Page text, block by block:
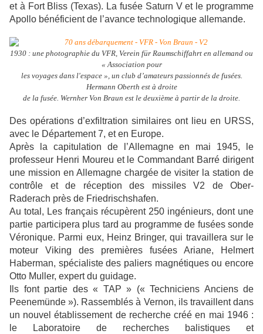
et à Fort Bliss (Texas). La fusée Saturn V et le programme
Apollo bénéficient de l’avance technologique allemande.
1930 : une photographie du VFR, Verein für Raumschiffahrt en allemand ou
« Association pour
les voyages dans l'espace », un club d’amateurs passionnés de fusées.
Hermann Oberth est à droite
de la fusée. Wernher Von Braun est le deuxième à partir de la droite.
Des opérations d’exfiltration similaires ont lieu en URSS,
avec le Département 7, et en Europe.
Après la capitulation de l’Allemagne en mai 1945, le
professeur Henri Moureu et le Commandant Barré dirigent
une mission en Allemagne chargée de visiter la station de
contrôle et de réception des missiles V2 de Ober-
Raderach près de Friedrischshafen.
Au total, Les français récupèrent 250 ingénieurs, dont une
partie participera plus tard au programme de fusées sonde
Véronique. Parmi eux, Heinz Bringer, qui travaillera sur le
moteur Viking des premières fusées Ariane, Helmert
Haberman, spécialiste des paliers magnétiques ou encore
Otto Muller, expert du guidage.
Ils font partie des « TAP » (« Techniciens Anciens de
Peenemünde »). Rassemblés à Vernon, ils travaillent dans
un nouvel établissement de recherche créé en mai 1946 :
le Laboratoire de recherches balistiques et